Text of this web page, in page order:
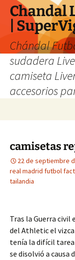
Chandal
|
Chándal
sudadera
camiseta
accesorios
camisetas
22 de septiembre
real madrid futbol
tailandia
Tras la Guerra civil
del Athletic el
tenía la difícil tarea
se disolvió a causa